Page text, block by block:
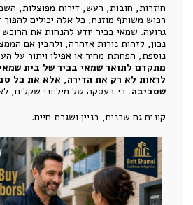
חוזרות, חובות, רעש, דירות מפוצלות,
רכוש משותף מוזנח, כל אלה יכולים
גרועה. שמאי בכיר יודע להנחות את
נכון, לזהות נורות אזהרה, ולהבין אם
נוספת, הפחתת מחיר או אפילו ויתור על
מתקדם לתואר שמאי בכיר של בית
לראות לא רק את הדירה, אלא את כל
שסביבה. כי בעסקה של מיליוני שקלים,
קונים גם שכנים, בניין ושגרת חיים.